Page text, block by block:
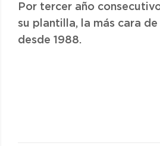
Por tercer año
su plantilla, la más cara
desde 1988.